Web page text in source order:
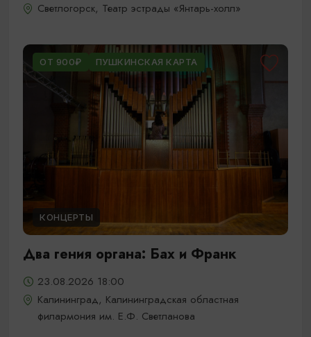
Светлогорск, Театр эстрады «Янтарь-холл»
ОТ 900₽ ПУШКИНСКАЯ КАРТА
КОНЦЕРТЫ
Два гения органа: Бах и Франк
23.08.2026 18:00
Калининград, Калининградская областная
филармония им. Е.Ф. Светланова